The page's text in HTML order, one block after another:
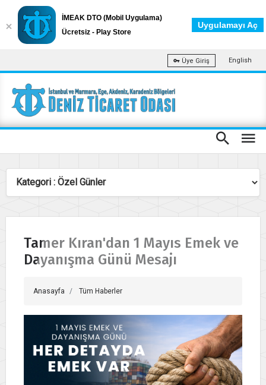
Üye Giriş English
Tamer Kıran'dan 1 Mayıs Emek ve
Dayanışma Günü Mesajı
Anasayfa Tüm Haberler
İMEAK DTO (Mobil Uygulama)
Ücretsiz - Play Store
Uygulamayı Aç